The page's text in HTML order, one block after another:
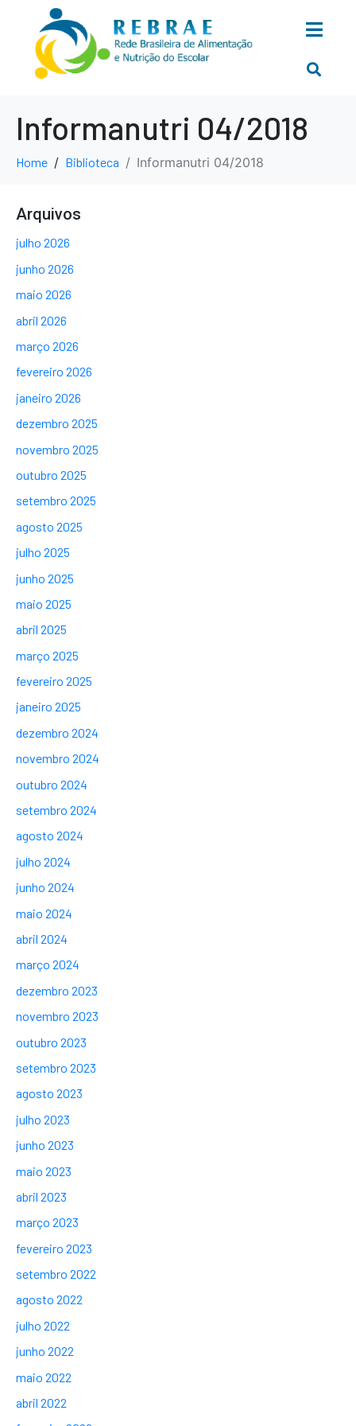
Informanutri 04/2018
Home Biblioteca Informanutri 04/2018
Arquivos
julho 2026
junho 2026
maio 2026
abril 2026
março 2026
fevereiro 2026
janeiro 2026
dezembro 2025
novembro 2025
outubro 2025
setembro 2025
agosto 2025
julho 2025
junho 2025
maio 2025
abril 2025
março 2025
fevereiro 2025
janeiro 2025
dezembro 2024
novembro 2024
outubro 2024
setembro 2024
agosto 2024
julho 2024
junho 2024
maio 2024
abril 2024
março 2024
dezembro 2023
novembro 2023
outubro 2023
setembro 2023
agosto 2023
julho 2023
junho 2023
maio 2023
abril 2023
março 2023
fevereiro 2023
setembro 2022
agosto 2022
julho 2022
junho 2022
maio 2022
abril 2022